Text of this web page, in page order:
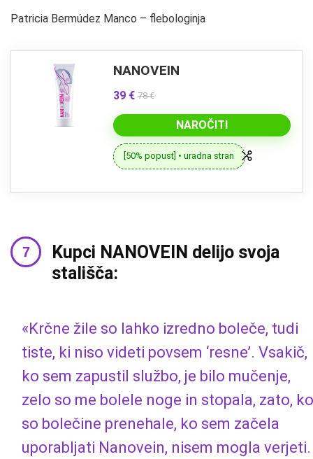
Patricia Bermúdez Manco – flebologinja
NANOVEIN
39 € 78 €
NAROČITI
[50% popust] • uradna stran
Kupci NANOVEIN delijo svoja
stališča:
«Krčne žile so lahko izredno boleče, tudi
tiste, ki niso videti povsem ‘resne’. Vsakič,
ko sem zapustil službo, je bilo mučenje,
zelo so me bolele noge in stopala, zato, ko
so bolečine prenehale, ko sem začela
uporabljati Nanovein, nisem mogla verjeti.